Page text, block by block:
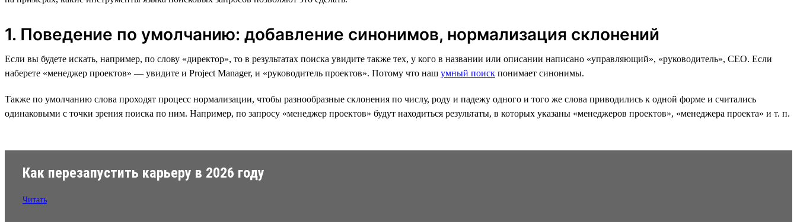
1. Поведение по умолчанию: добавление синонимов, нормализация склонений
Если вы будете искать, например, по слову «директор», то в результатах поиска увидите также тех, у кого в названии или описании написано «управляющий», «руководитель», CEO. Если
наберете «менеджер проектов» — увидите и Project Manager, и «руководитель проектов». Потому что наш умный поиск понимает синонимы.
Также по умолчанию слова проходят процесс нормализации, чтобы разнообразные склонения по числу, роду и падежу одного и того же слова приводились к одной форме и считались
одинаковыми с точки зрения поиска по ним. Например, по запросу «менеджер проектов» будут находиться результаты, в которых указаны «менеджеров проектов», «менеджера проекта» и т. п.
Как перезапустить карьеру в 2026 году
Читать